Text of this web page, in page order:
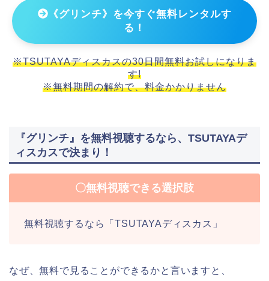
《グリンチ》を今すぐ無料レンタルす
る！
※TSUTAYAディスカスの30日間無料お試しになりま
す!
※無料期間の解約で、料金かかりません
『グリンチ』を無料視聴するなら、TSUTAYAデ
ィスカスで決まり！
〇無料視聴できる選択肢
無料視聴するなら「TSUTAYAディスカス」
なぜ、無料で見ることができるかと言いますと、